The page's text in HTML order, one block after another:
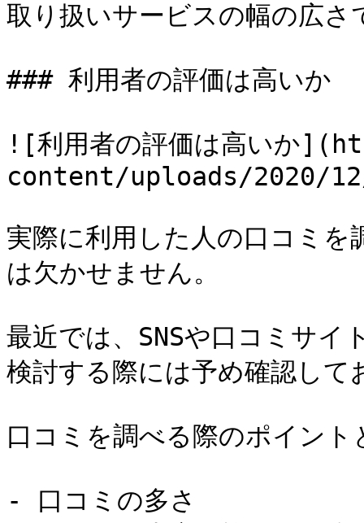
取り扱いサービスの幅の広さ
### 利用者の評価は高いか
![利用者の評価は高い
content/uploads/2020/
実際に利用した人の口コミ
は欠かせません。
最近では、SNSや口コミサイ
検討する際には予め確認して
口コミを調べる際のポイント
- 口コミの多さ